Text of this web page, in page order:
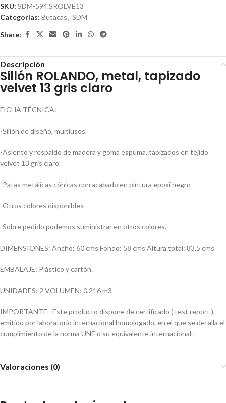
SKU: SDM-594.SROLVE13
Categorías: Butacas, SDM
Share:
Descripción
Sillón ROLANDO, metal, tapizado
velvet 13 gris claro
FICHA TÉCNICA:
-Sillón de diseño, multiusos.
-Asiento y respaldo de madera y goma espuma, tapizados en tejido
velvet 13 gris claro
-Patas metálicas cónicas con acabado en pintura epoxi negro
-Otros colores disponibles
-Sobre pedido podemos suministrar en otros colores.
DIMENSIONES: Ancho: 60 cms Fondo: 58 cms Altura total: 83,5 cms
EMBALAJE: Plástico y cartón.
UNIDADES: 2 VOLUMEN: 0,216 m3
IMPORTANTE.- Este producto dispone de certificado ( test report ),
emitido por laboratorio internacional homologado, en el que se detalla el
cumplimiento de la norma UNE o su equivalente internacional.
Valoraciones (0)